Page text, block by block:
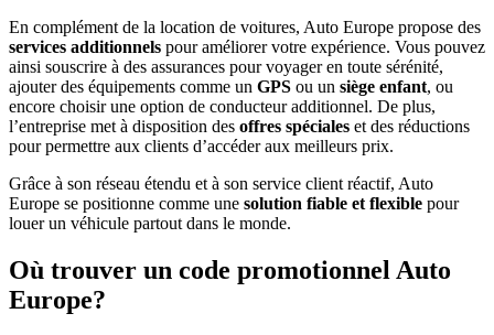
En complément de la location de voitures, Auto Europe propose des
services additionnels pour améliorer votre expérience. Vous pouvez
ainsi souscrire à des assurances pour voyager en toute sérénité,
ajouter des équipements comme un GPS ou un siège enfant, ou
encore choisir une option de conducteur additionnel. De plus,
l’entreprise met à disposition des offres spéciales et des réductions
pour permettre aux clients d’accéder aux meilleurs prix.
Grâce à son réseau étendu et à son service client réactif, Auto
Europe se positionne comme une solution fiable et flexible pour
louer un véhicule partout dans le monde.
Où trouver un code promotionnel Auto
Europe?